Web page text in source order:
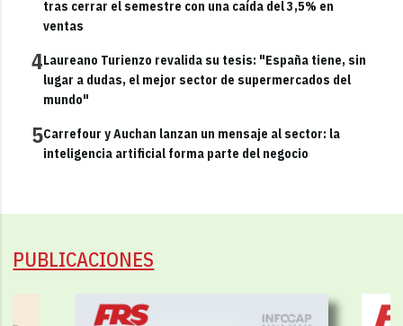
tras cerrar el semestre con una caída del 3,5% en
ventas
4Laureano Turienzo revalida su tesis: "España tiene, sin
lugar a dudas, el mejor sector de supermercados del
mundo"
5Carrefour y Auchan lanzan un mensaje al sector: la
inteligencia artificial forma parte del negocio
PUBLICACIONES